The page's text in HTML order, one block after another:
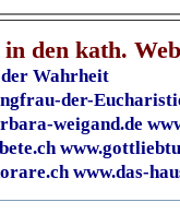
in den kath.
Wahrheit
der-
weigand.de
www.das-